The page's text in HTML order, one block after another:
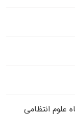
انتظامی